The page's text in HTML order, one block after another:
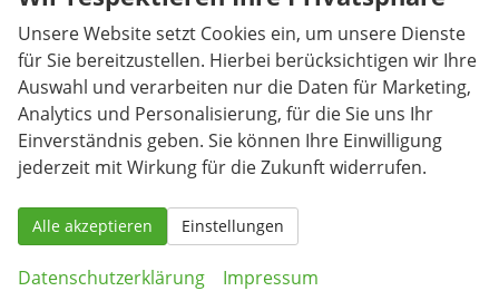
Heiz- und Frischluftsystem mit 4-stufigem
Gebläse und Umluftschaltung
2-Zonen-Climatronic (Klimaanlage mit
elektronischer Temperaturregelung)
Pollenfilter
Infotainmentsystem mit 8,25" Display [USB-C-
Schnittstelle / Bluetooth-Schnittstelle mit
integrierter Freisprechanlage und Audio-
Unsere Website setzt Cookies ein, um unsere Dienste
für Sie bereitzustellen. Hierbei berücksichtigen wir Ihre
Auswahl und verarbeiten nur die Daten für Marketing,
Analytics und Personalisierung, für die Sie uns Ihr
Einverständnis geben. Sie können Ihre Einwilligung
jederzeit mit Wirkung für die Zukunft widerrufen.
Alle akzeptieren Einstellungen
Datenschutzerklärung Impressum